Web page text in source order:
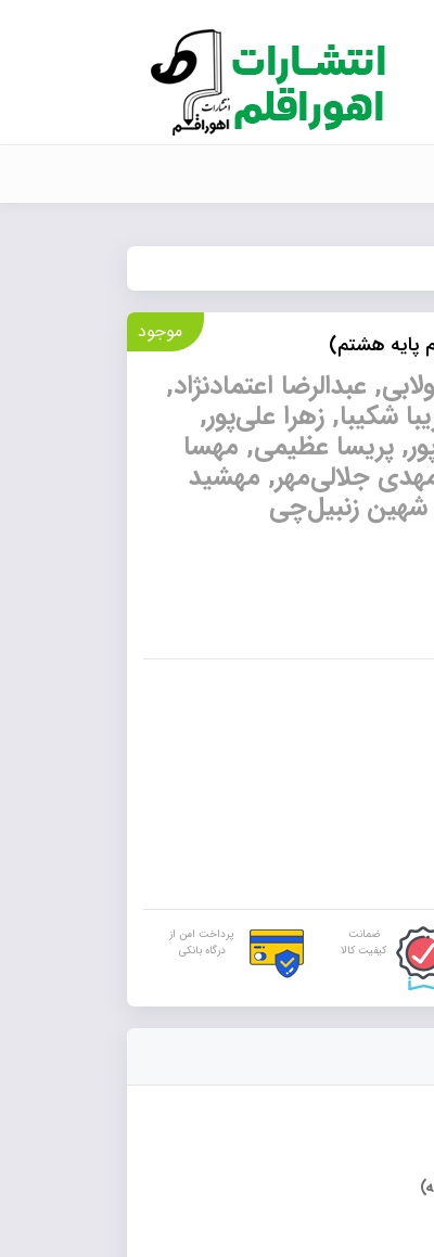
موجود پایه هشتم)
عبدالرضا اعتمادنژاد,
شکیبا, زهرا علی‌پور,
پریسا عظیمی, مهسا
جلالی‌مهر, مهشید
شهین زنبیل‌چی
ضمانت
کیفیت کالا
پرداخت امن از
درگاه بانکی